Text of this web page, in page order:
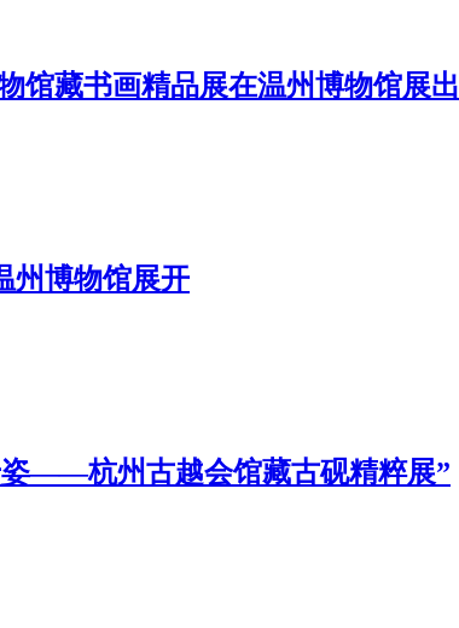
馆藏书画精品展在温州博物馆展出
州博物馆展开
——杭州古越会馆藏古砚精粹展”